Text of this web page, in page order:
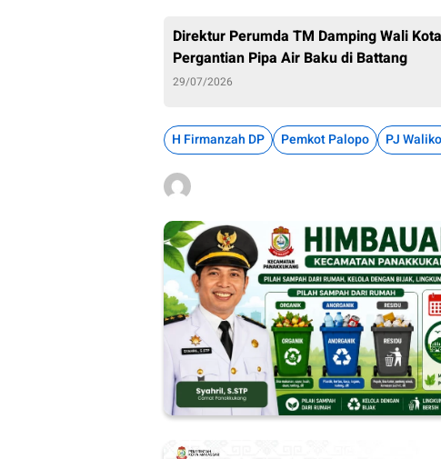
Direktur Perumda TM Damping Wali
Pergantian Pipa Air Baku di Battang
29/07/2026
H Firmanzah DP Pemkot Palopo PJ